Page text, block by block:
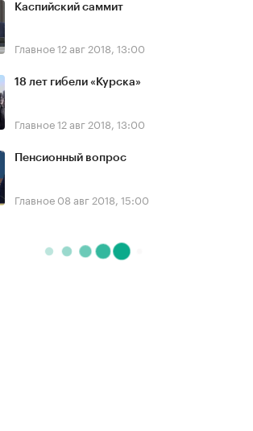
Каспийский саммит
Главное12 авг 2018, 13:00
18 лет гибели «Курска»
Главное12 авг 2018, 13:00
Пенсионный вопрос
Главное 08 авг 2018, 15:00